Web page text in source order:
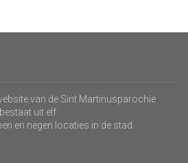
van de Sint Martinusparochie
uit elf
en negen locaties in de stad.